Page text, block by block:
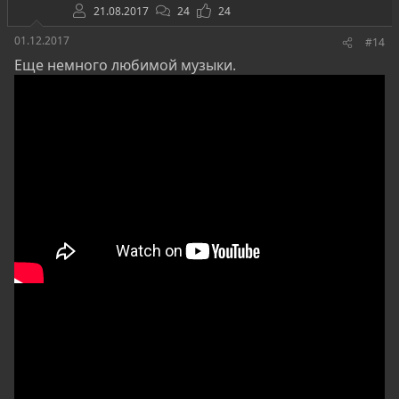
21.08.2017
24
24
01.12.2017
#14
Еще немного любимой музыки.